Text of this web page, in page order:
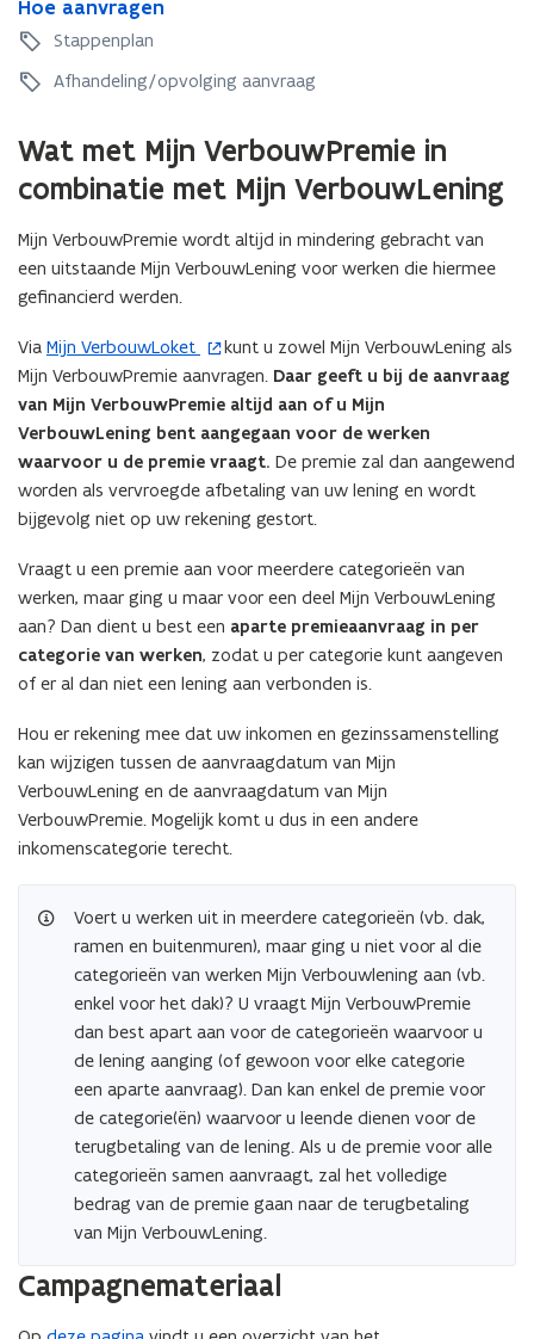
g
r
a
g
o
e
a
r
a
e
Hoe aanvragen
H
o
e
a
v
r
a
g
n
Stappenplan
Afhandeling/opvolging aanvraag
Wat met Mijn VerbouwPremie in
combinatie met Mijn VerbouwLening
Mijn VerbouwPremie wordt altijd in mindering gebracht van
een uitstaande Mijn VerbouwLening voor werken die hiermee
gefinancierd werden.
Via Mijn VerbouwLoket
(
o
p
e
n
t
i
n
i
e
u
w
)
kunt u zowel Mijn VerbouwLening als
Mijn VerbouwPremie aanvragen. Daar geeft u bij de aanvraag
van Mijn VerbouwPremie altijd aan of u Mijn
VerbouwLening bent aangegaan voor de werken
waarvoor u de premie vraagt. De premie zal dan aangewend
worden als vervroegde afbetaling van uw lening en wordt
bijgevolg niet op uw rekening gestort.
Vraagt u een premie aan voor meerdere categorieën van
werken, maar ging u maar voor een deel Mijn VerbouwLening
aan? Dan dient u best een aparte premieaanvraag in per
categorie van werken, zodat u per categorie kunt aangeven
of er al dan niet een lening aan verbonden is.
Hou er rekening mee dat uw inkomen en gezinssamenstelling
kan wijzigen tussen de aanvraagdatum van Mijn
VerbouwLening en de aanvraagdatum van Mijn
VerbouwPremie. Mogelijk komt u dus in een andere
inkomenscategorie terecht.
Voert u werken uit in meerdere categorieën (vb. dak,
ramen en buitenmuren), maar ging u niet voor al die
categorieën van werken Mijn Verbouwlening aan (vb.
enkel voor het dak)? U vraagt Mijn VerbouwPremie
dan best apart aan voor de categorieën waarvoor u
de lening aanging (of gewoon voor elke categorie
een aparte aanvraag). Dan kan enkel de premie voor
de categorie(ën) waarvoor u leende dienen voor de
terugbetaling van de lening. Als u de premie voor alle
categorieën samen aanvraagt, zal het volledige
bedrag van de premie gaan naar de terugbetaling
van Mijn VerbouwLening.
Campagnemateriaal